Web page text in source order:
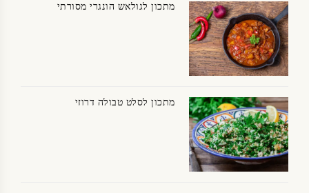
מתכון לגולאש הונגרי מסורתי
מתכון לסלט טבולה דרוזי